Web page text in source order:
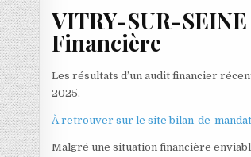
VITRY-SUR-
Financière
Les résultats d’un audit financier
2025.
À retrouver sur le site bilan-de-
Malgré une situation financière